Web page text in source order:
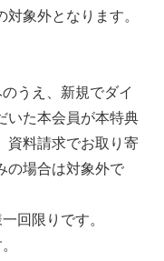
象外となります。
うえ、新規でダイ
いた本会員が本特典
資料請求でお取り寄
の場合は対象外で
回限りです。